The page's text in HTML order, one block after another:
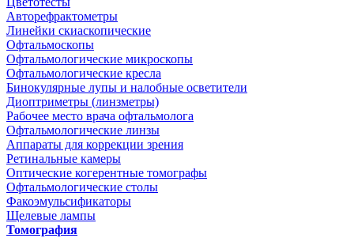
Авторефрактометры
Линейки скиаскопические
Офтальмоскопы
Офтальмологические микроскопы
Офтальмологические кресла
Бинокулярные лупы и налобные осветители
Диоптриметры (линзметры)
Рабочее место врача офтальмолога
Офтальмологические линзы
Аппараты для коррекции зрения
Ретинальные камеры
Оптические когерентные томографы
Офтальмологические столы
Факоэмульсификаторы
Щелевые лампы
Томография